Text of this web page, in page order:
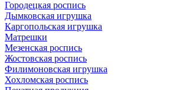
Городецкая роспись
Дымковская игрушка
Каргопольская игрушка
Матрешки
Мезенская роспись
Жостовская роспись
Филимоновская игрушка
Хохломская роспись